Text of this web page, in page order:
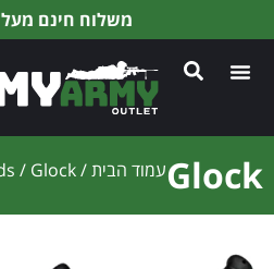
משלוח חינם מעל 150 ש"ח
Glockעמוד הבית/ Brands / Glock